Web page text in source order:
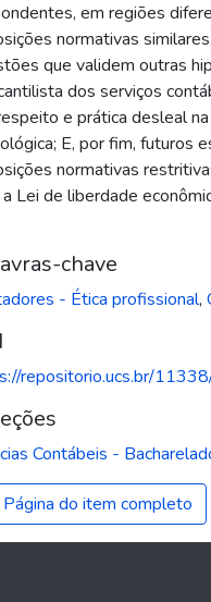
em regiões
normativas
que validem outras
dos serviços
e prática desleal
E, por fim, futuros
normativas
Lei de liberdade
chave
- Ética profissional,
repositorio.ucs.br/
Contábeis -
Página do item completo